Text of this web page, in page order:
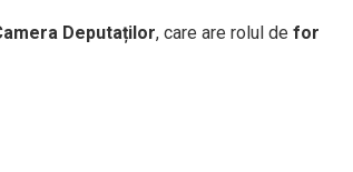
Deputaților, care are rolul de for